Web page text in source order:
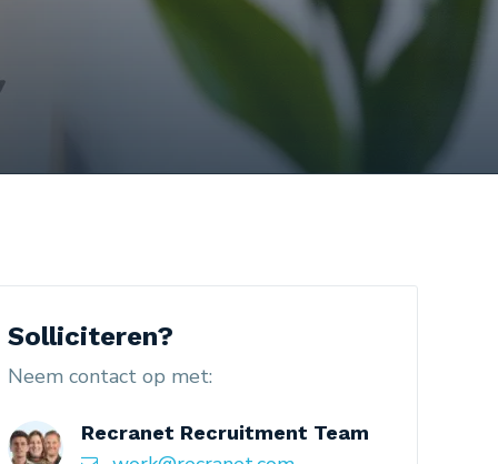
Solliciteren?
Neem contact op met:
Recranet Recruitment Team